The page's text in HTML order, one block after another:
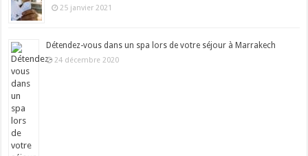
25 janvier 2021
Détendez-vous dans un spa lors de votre séjour à Marrakech
24 décembre 2020